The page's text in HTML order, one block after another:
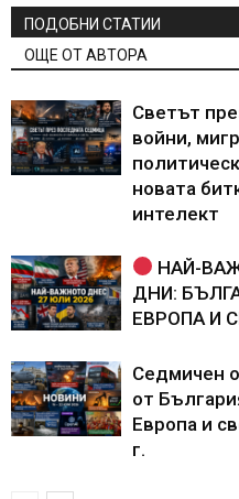
ПОДОБНИ СТАТИИ
ОЩЕ ОТ АВТОРА
Светът
войни,
новата
интелект
НАЙ-
ДНИ:
ЕВРОПА И
Седмичен
от
Европа и
г.